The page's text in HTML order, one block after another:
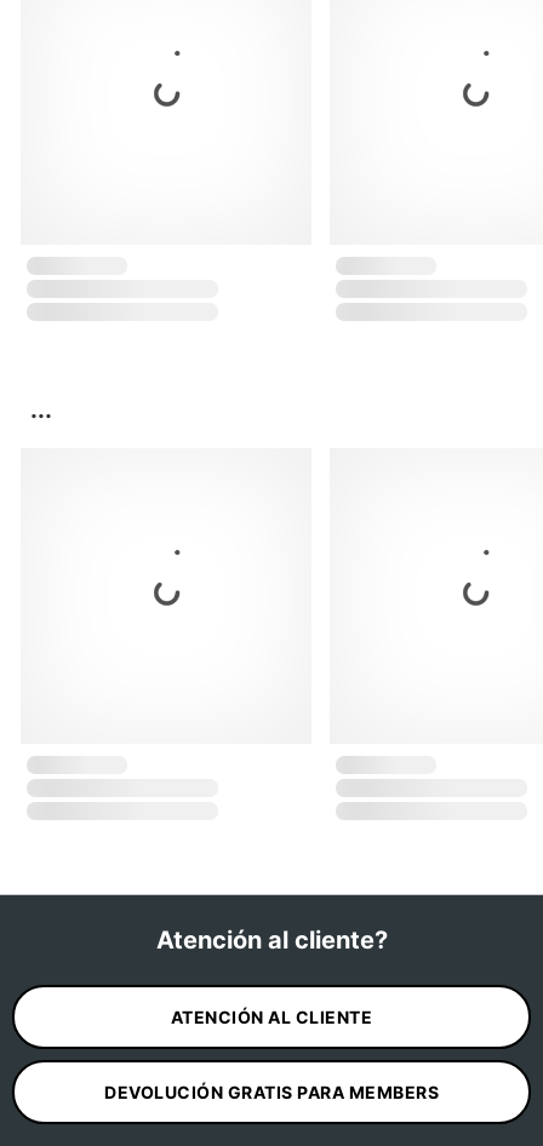
...
Atención al cliente?
ATENCIÓN AL CLIENTE
DEVOLUCIÓN GRATIS PARA MEMBERS